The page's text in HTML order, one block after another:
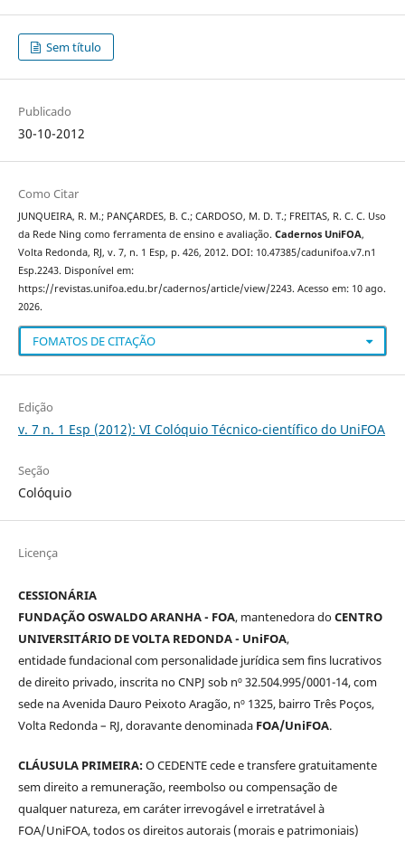
Sem título
Publicado
30-10-2012
Como Citar
JUNQUEIRA, R. M.; PANÇARDES, B. C.; CARDOSO, M. D. T.; FREITAS, R. C. C. Uso
da Rede Ning como ferramenta de ensino e avaliação. Cadernos UniFOA,
Volta Redonda, RJ, v. 7, n. 1 Esp, p. 426, 2012. DOI: 10.47385/cadunifoa.v7.n1
Esp.2243. Disponível em:
https://revistas.unifoa.edu.br/cadernos/article/view/2243. Acesso em: 10 ago.
2026.
FOMATOS DE CITAÇÃO
Edição
v. 7 n. 1 Esp (2012): VI Colóquio Técnico-científico do UniFOA
Seção
Colóquio
Licença
CESSIONÁRIA
FUNDAÇÃO OSWALDO ARANHA - FOA, mantenedora doCENTRO
UNIVERSITÁRIO DE VOLTA REDONDA - UniFOA,
entidade fundacional com personalidade jurídica sem fins lucrativos
de direito privado, inscrita no CNPJ sob nº 32.504.995/0001-14, com
sede na Avenida Dauro Peixoto Aragão, nº 1325, bairro Três Poços,
Volta Redonda – RJ, doravante denominada FOA/UniFOA.
CLÁUSULA PRIMEIRA:O CEDENTE cede e transfere gratuitamente
sem direito a remuneração, reembolso ou compensação de
qualquer natureza, em caráter irrevogável e irretratável à
FOA/UniFOA, todos os direitos autorais (morais e patrimoniais)